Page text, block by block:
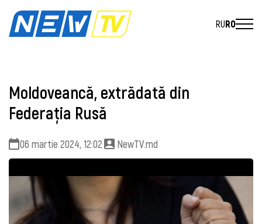
RURO
Moldoveancă, extrădată din
Federaţia Rusă
06 martie 2024, 12:02 NewTV.md